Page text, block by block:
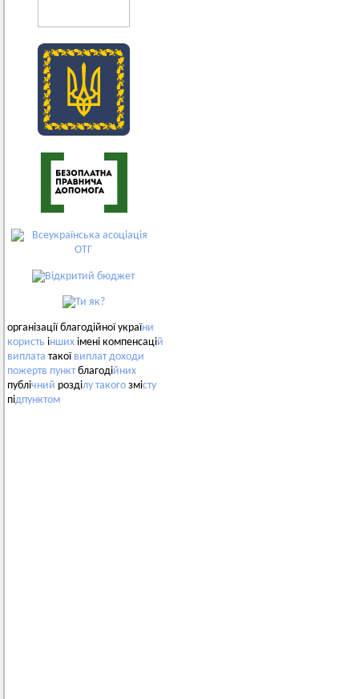
організації благодійної україни
користь інших імені компенсацій
виплата такої виплат доходи
пожертв пунктблагодійних
публічний розділу такого змісту
підпунктом